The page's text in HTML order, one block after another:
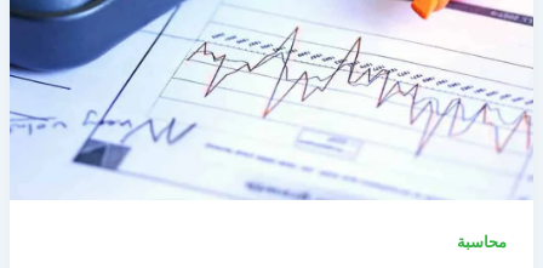
محاسبة